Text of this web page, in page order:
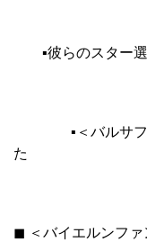
▪︎彼らのスター選
▪︎＜バルサファ
た
◼︎ ＜バイエルンフ